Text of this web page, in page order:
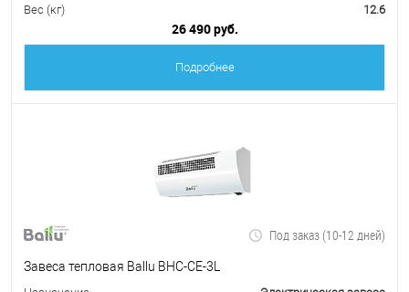
Вес (кг)
12.6
26 490 руб.
Подробнее
Под заказ (10-12 дней)
Завеса тепловая Ballu BHC-CE-3L